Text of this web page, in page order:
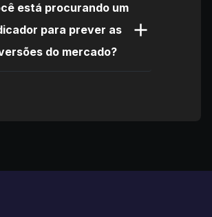
está procurando um
para prever as
do mercado?